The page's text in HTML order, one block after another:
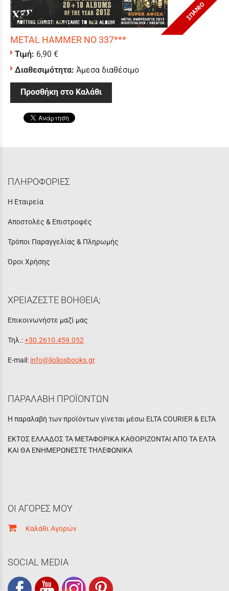
ΣΠΑΝΙΟ
METAL HAMMER NO 337***
Τιμή: 6,90 €
Διαθεσιμότητα: Άμεσα διαθέσιμο
Προσθήκη στο Καλάθι
ΠΛΗΡΟΦΟΡΙΕΣ
Η Εταιρεία
Αποστολές & Επιστροφές
Τρόποι Παραγγελίας & Πληρωμής
Όροι Χρήσης
ΧΡΕΙΑΖΕΣΤΕ ΒΟΗΘΕΙΑ;
Επικοινωνήστε μαζί μας
Τηλ.:+30.2610.459.052
E-mail: info@lioliosbooks.gr
ΠΑΡΑΛΑΒΗ ΠΡΟΪΟΝΤΩΝ
Η παραλαβή των προϊόντων γίνεται μέσω ELTA COURIER & ELTA
ΕΚΤΟΣ ΕΛΛΑΔΟΣ ΤΑ ΜΕΤΑΦΟΡΙΚΑ ΚΑΘΟΡΙΖΟΝΤΑΙ ΑΠΟ ΤΑ ΕΛΤΑ
ΚΑΙ ΘΑ ΕΝΗΜΕΡΩΝΕΣΤΕ ΤΗΛΕΦΩΝΙΚΑ
ΟΙ ΑΓΟΡΕΣ ΜΟΥ
Καλάθι Αγορών
SOCIAL MEDIA